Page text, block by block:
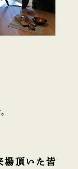
場頂いた皆